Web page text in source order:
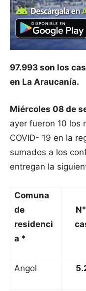
97.993 son los
en La Araucanía.
Miércoles 08 de
ayer fueron 10 los
COVID- 19 en la
sumados a los
entregan la
Comuna
de
residenci
a *
Angol